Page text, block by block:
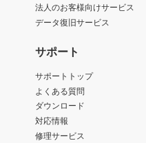
法人のお客様向けサービス
データ復旧サービス
サポート
サポートトップ
よくある質問
ダウンロード
対応情報
修理サービス